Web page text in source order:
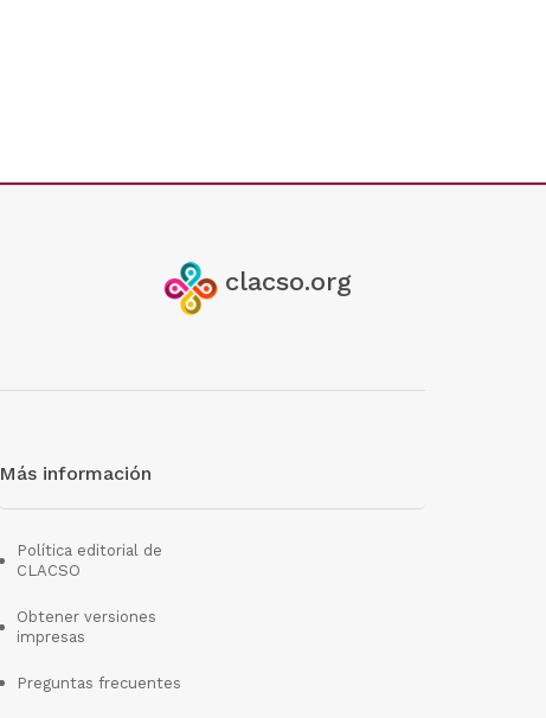
clacso.org
Más información
Política editorial de
CLACSO
Obtener versiones
impresas
Preguntas frecuentes